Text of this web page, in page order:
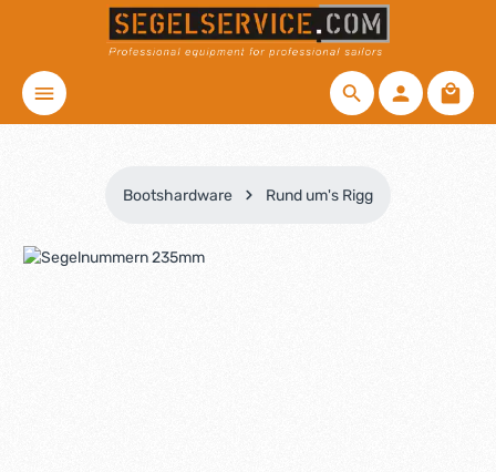
Zum Hauptinhalt springen
Bootshardware Rund um's Rigg
Bildergalerie überspringen